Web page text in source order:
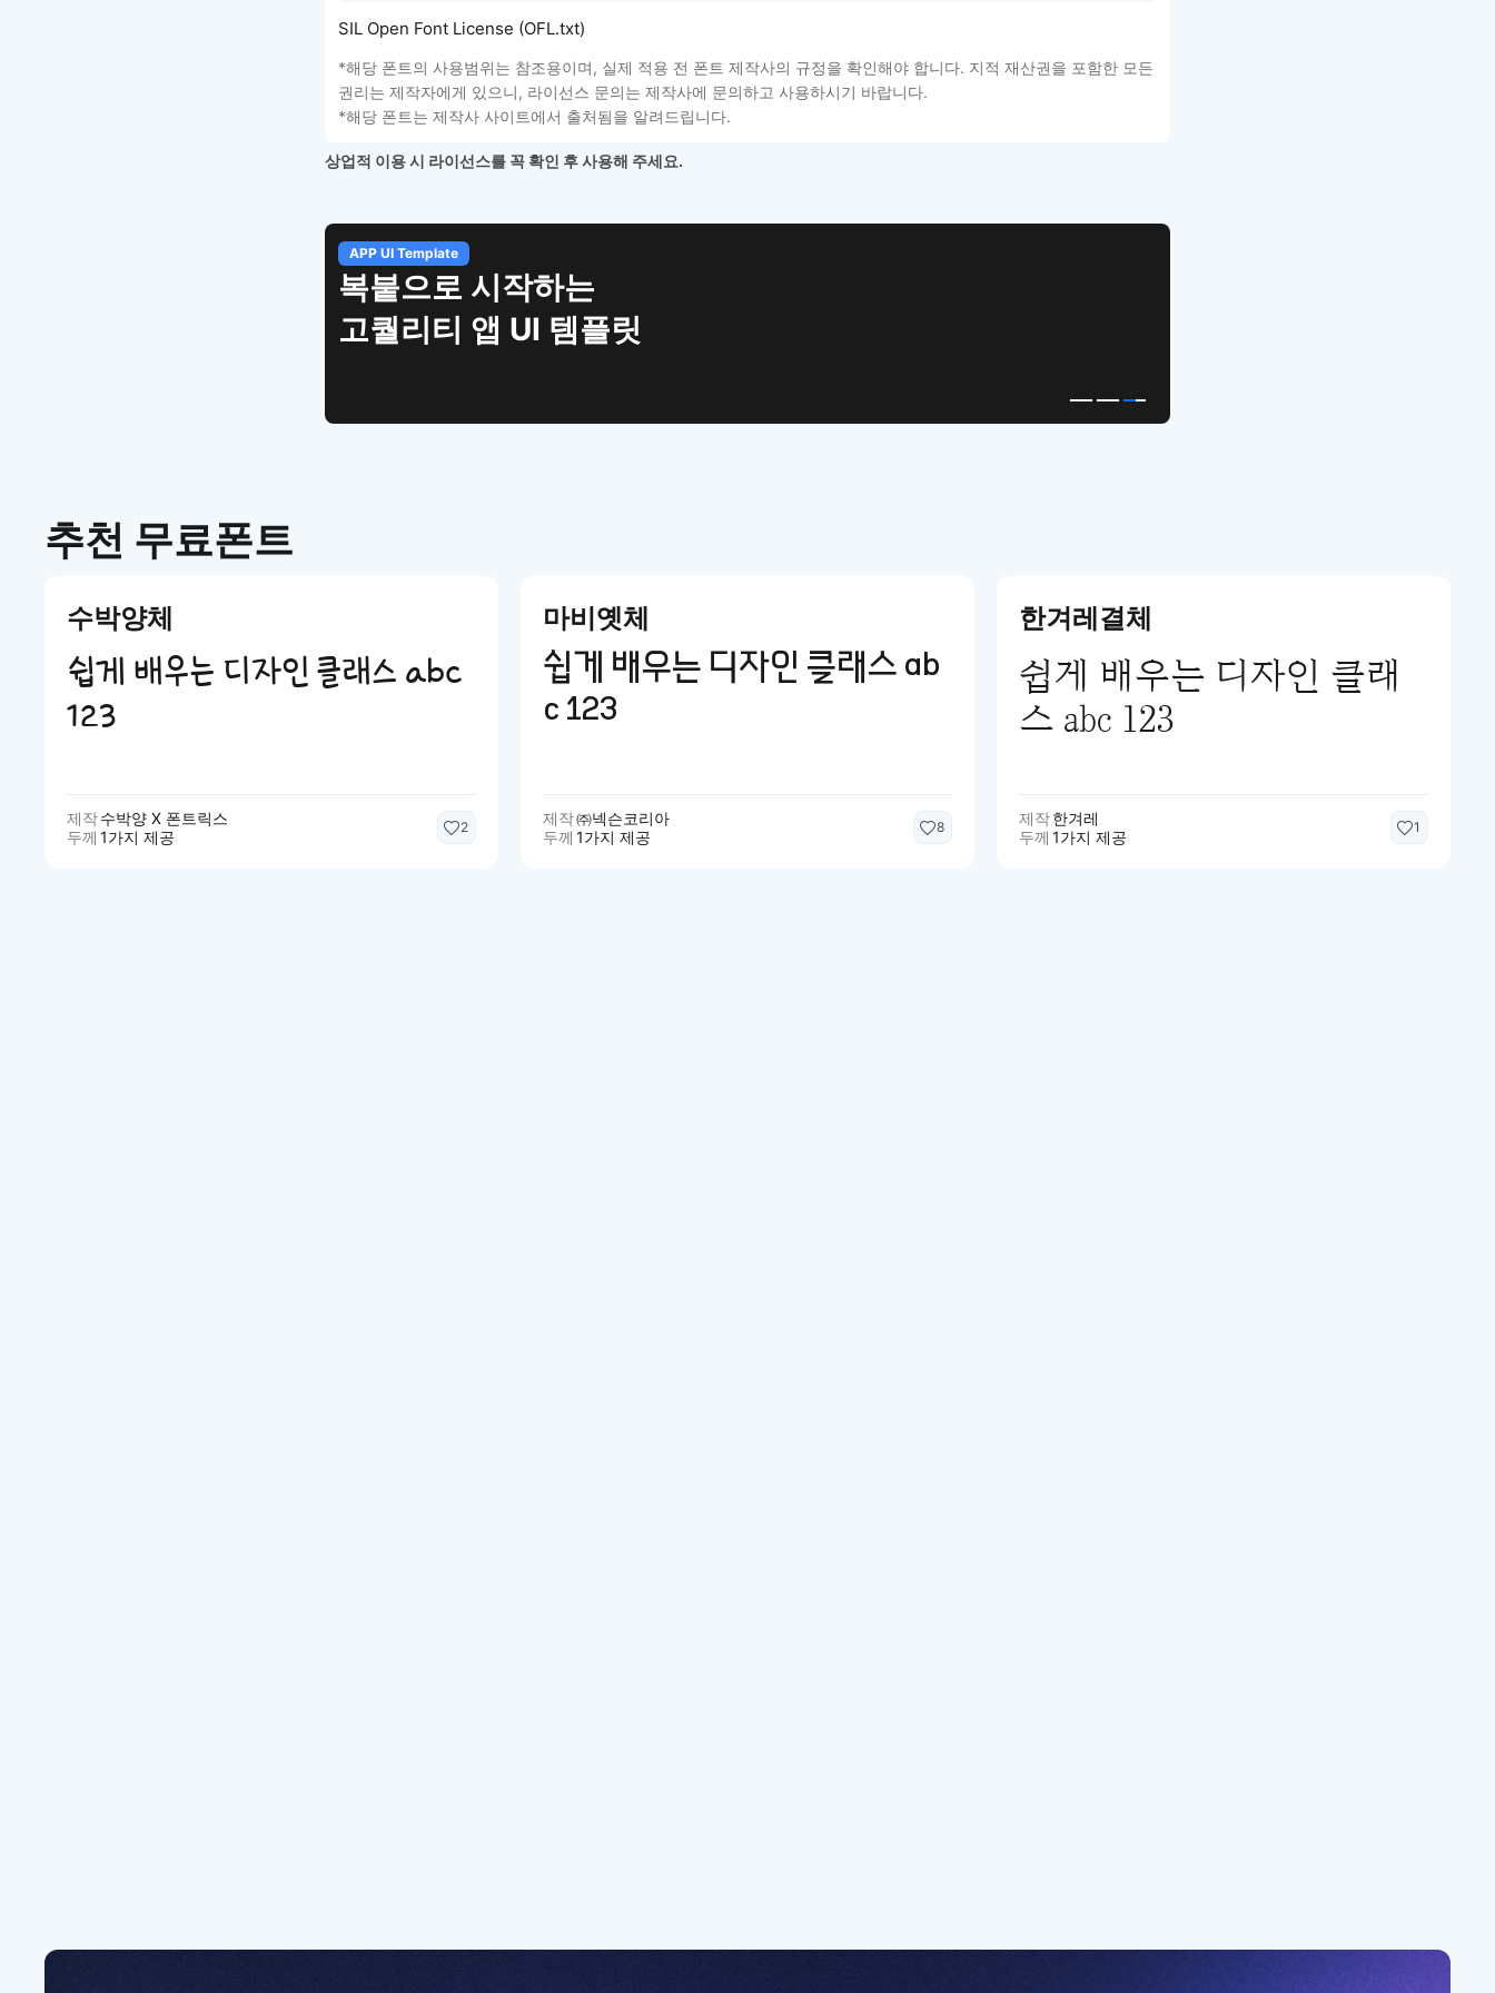
SIL Open Font License (OFL.txt)
*해당 폰트의 사용범위는 참조용이며, 실제 적용 전 폰트 제작사의 규정을 확인해야 합니다. 지적 재산권을 포함한 모든
권리는 제작자에게 있으니, 라이선스 문의는 제작사에 문의하고 사용하시기 바랍니다.
*해당 폰트는 제작사 사이트에서 출처됨을 알려드립니다.
상업적 이용 시 라이선스를 꼭 확인 후 사용해 주세요.
APP UI Template
복붙으로 시작하는
고퀄리티 앱 UI 템플릿
추천 무료폰트
수박양체
쉽게 배우는 디자인 클래스 abc
123
제작수박양 X 폰트릭스
두께 1가지 제공
2
마비옛체
쉽게 배우는 디자인 클래스 ab
c 123
제작㈜넥슨코리아
두께 1가지 제공
8
한겨레결체
쉽게 배우는 디자인 클래
스 abc 123
제작한겨레
두께 1가지 제공
1